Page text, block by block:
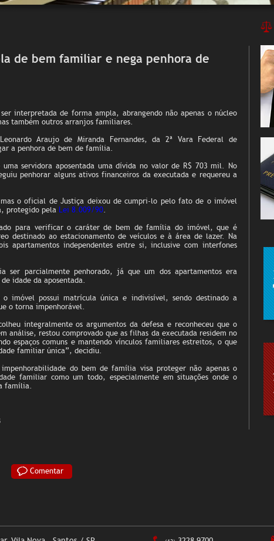
de bem familiar e nega penhora de
interpretada de forma ampla, abrangendo não apenas o núcleo
também outros arranjos familiares.
Araujo de Miranda Fernandes, da 2ª Vara Federal de
a penhora de bem de família.
uma servidora aposentada uma dívida no valor de R$ 703 mil. No
penhorar alguns ativos financeiros da executada e requereu a
o oficial de Justiça deixou de cumpri-lo pelo fato de o imóvel
protegido pela Lei 8.009/90.
para verificar o caráter de bem de família do imóvel, que é
destinado ao estacionamento de veículos e à área de lazer. Na
apartamentos independentes entre si, inclusive com interfones
ser parcialmente penhorado, já que um dos apartamentos era
idade da aposentada.
imóvel possui matrícula única e indivisível, sendo destinado a
o torna impenhorável.
integralmente os argumentos da defesa e reconheceu que o
análise, restou comprovado que as filhas da executada residem no
espaços comuns e mantendo vínculos familiares estreitos, o que
familiar única”, decidiu.
do bem de família visa proteger não apenas o
familiar como um todo, especialmente em situações onde o
família.
Comentar